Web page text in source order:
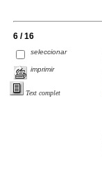
6 / 16
seleccionar
imprimir
Text complet